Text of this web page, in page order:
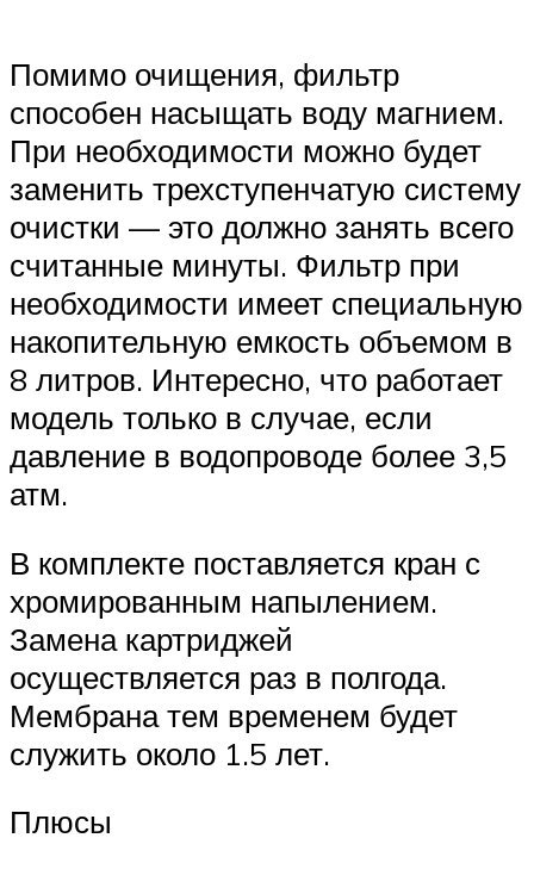
Помимо очищения, фильтр
способен насыщать воду магнием.
При необходимости можно будет
заменить трехступенчатую систему
очистки — это должно занять всего
считанные минуты. Фильтр при
необходимости имеет специальную
накопительную емкость объемом в
8 литров. Интересно, что работает
модель только в случае, если
давление в водопроводе более 3,5
атм.
В комплекте поставляется кран с
хромированным напылением.
Замена картриджей
осуществляется раз в полгода.
Мембрана тем временем будет
служить около 1.5 лет.
Плюсы